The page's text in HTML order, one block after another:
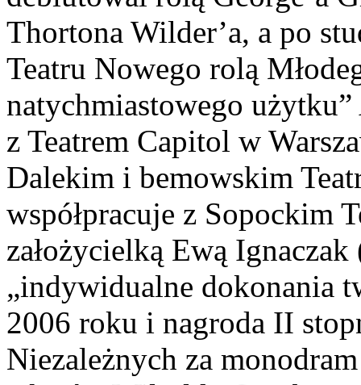
Thortona Wilder’a, a po
Teatru Nowego rolą
natychmiastowego
z Teatrem Capitol w
Dalekim i bemowskim
współpracuje z Sopockim
założycielką Ewą
„indywidualne dokonania
2006 roku i nagroda II
Niezależnych za